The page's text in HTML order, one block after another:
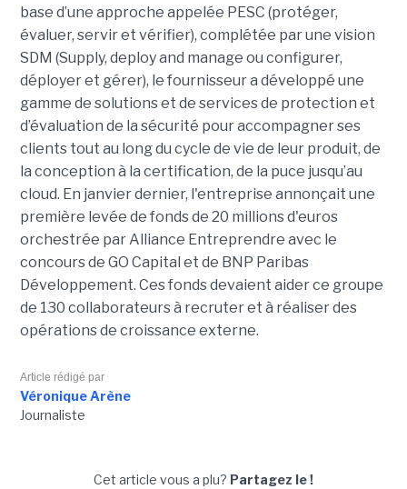
base d’une approche appelée PESC (protéger,
évaluer, servir et vérifier), complétée par une vision
SDM (Supply, deploy and manage ou configurer,
déployer et gérer), le fournisseur a développé une
gamme de solutions et de services de protection et
d’évaluation de la sécurité pour accompagner ses
clients tout au long du cycle de vie de leur produit, de
la conception à la certification, de la puce jusqu’au
cloud. En janvier dernier, l'entreprise annonçait une
première levée de fonds de 20 millions d'euros
orchestrée par Alliance Entreprendre avec le
concours de GO Capital et de BNP Paribas
Développement. Ces fonds devaient aider ce groupe
de 130 collaborateurs à recruter et à réaliser des
opérations de croissance externe.
Article rédigé par
Véronique Arène
Journaliste
Cet article vous a plu? Partagez le !